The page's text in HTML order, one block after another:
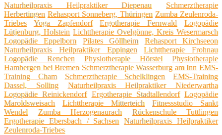
Naturheilpraxis Heilpraktiker Diepenau
Schmerztherapie
Herbertingen Rehasport Sonneberg, Thüringen Zumba Zeulenroda-
Triebes
Yoga Zapfendorf Ergotherapie Fernwald
Logopädie
Lütjenburg, Holstein Lichttherapie Ovelgönne, Kreis Wesermarsch
Logopädie Eppelborn
Pilates Göllheim
Rehasport Kirchseeon
Naturheilpraxis Heilpraktiker Eppingen
Lichttherapie Frohnau
Logopädie Renchen
Physiotherapie Hörstel
Physiotherapie
Hambergen bei Bremen Schmerztherapie Wasserburg am Inn EMS-
Training Cham
Schmerztherapie Schelklingen
EMS-Training
Dassel, Solling
Naturheilpraxis Heilpraktiker Niederwartha
Logopädie Reinickendorf Ergotherapie Stadtallendorf Logopädie
Maroldsweisach
Lichttherapie Mitterteich
Fitnessstudio Sankt
Wendel
Zumba Herzogenaurach
Rückenschule Tuttlingen
Ergotherapie Ebersbach / Sachsen
Naturheilpraxis Heilpraktiker
Zeulenroda-Triebes